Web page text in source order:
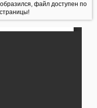
файл доступен по